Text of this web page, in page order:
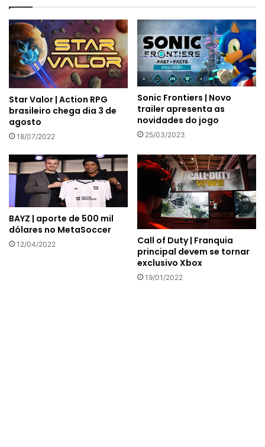
Star Valor | Action RPG
brasileiro chega dia 3 de
agosto
18/07/2022
Sonic Frontiers | Novo
trailer apresenta as
novidades do jogo
25/03/2023
BAYZ | aporte de 500 mil
dólares no MetaSoccer
12/04/2022
Call of Duty | Franquia
principal devem se tornar
exclusivo Xbox
19/01/2022